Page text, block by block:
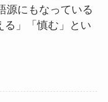
源にもなっている
る」「慎む」とい